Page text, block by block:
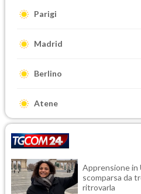
Parigi
Madrid
Berlino
Atene
Apprensione in
scomparsa da
ritrovarla